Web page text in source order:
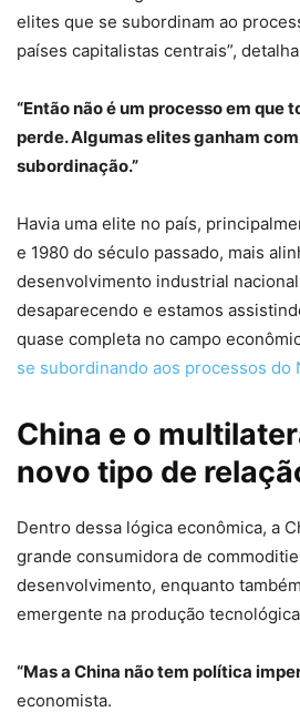
elites que se subordinam ao
países capitalistas centrais”,
“Então não é um processo em que
perde. Algumas elites ganham
subordinação.”
Havia uma elite no país,
e 1980 do século passado, mais
desenvolvimento industrial
desaparecendo e estamos
quase completa no campo
se subordinando aos processos do
China e o
novo tipo de
Dentro dessa lógica econômica, a
grande consumidora de
desenvolvimento, enquanto
emergente na produção
“Mas a China não tem política
economista.